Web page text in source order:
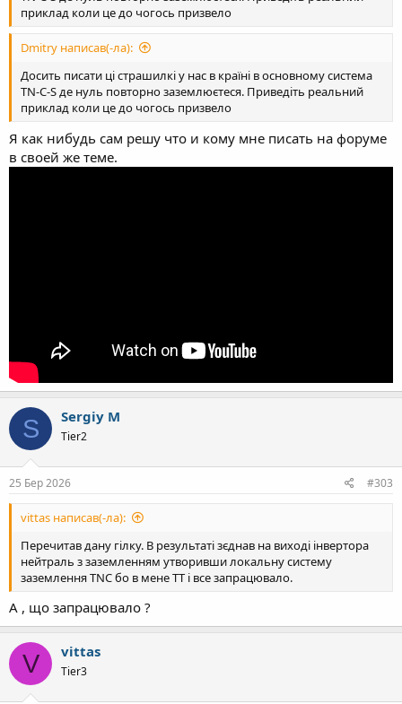
приклад коли це до чогось призвело
Dmitry написав(-ла):
Досить писати ці страшилкі у нас в країні в основному система
TN-C-S де нуль повторно заземлюєтеся. Приведіть реальний
приклад коли це до чогось призвело
Я как нибудь сам решу что и кому мне писать на форуме
в своей же теме.
S Sergiy M
Tier2
25 Бер 2026 #303
vittas написав(-ла):
Перечитав дану гілку. В результаті зєднав на виході інвертора
нейтраль з заземленням утворивши локальну систему
заземлення TNC бо в мене TT і все запрацювало.
А , що запрацювало ?
V vittas
Tier3